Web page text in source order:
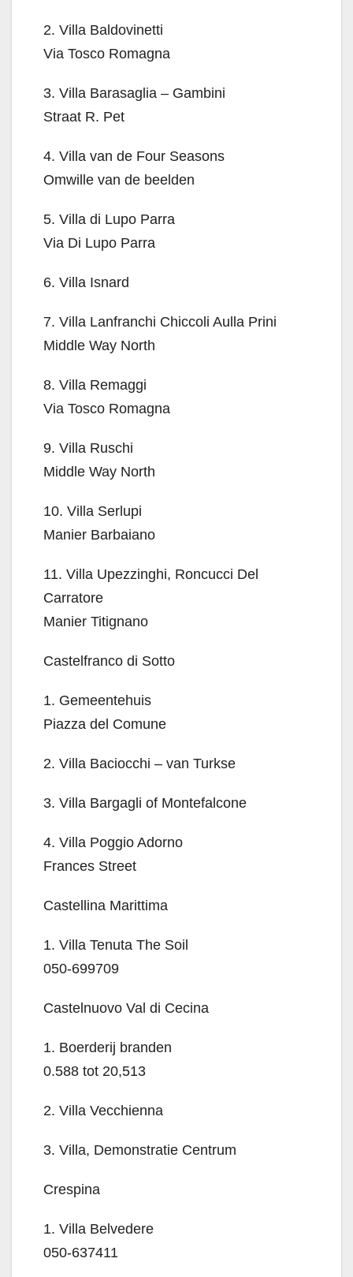
2. Villa Baldovinetti
Via Tosco Romagna
3. Villa Barasaglia – Gambini
Straat R. Pet
4. Villa van de Four Seasons
Omwille van de beelden
5. Villa di Lupo Parra
Via Di Lupo Parra
6. Villa Isnard
7. Villa Lanfranchi Chiccoli Aulla Prini
Middle Way North
8. Villa Remaggi
Via Tosco Romagna
9. Villa Ruschi
Middle Way North
10. Villa Serlupi
Manier Barbaiano
11. Villa Upezzinghi, Roncucci Del
Carratore
Manier Titignano
Castelfranco di Sotto
1. Gemeentehuis
Piazza del Comune
2. Villa Baciocchi – van Turkse
3. Villa Bargagli of Montefalcone
4. Villa Poggio Adorno
Frances Street
Castellina Marittima
1. Villa Tenuta The Soil
050-699709
Castelnuovo Val di Cecina
1. Boerderij branden
0.588 tot 20,513
2. Villa Vecchienna
3. Villa, Demonstratie Centrum
Crespina
1. Villa Belvedere
050-637411